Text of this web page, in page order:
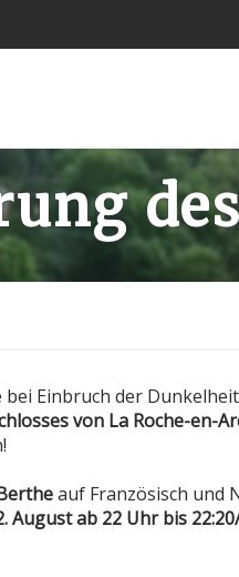
Einbruch der
von La Roche-en-
auf Französisch und
August ab 22 Uhr bis